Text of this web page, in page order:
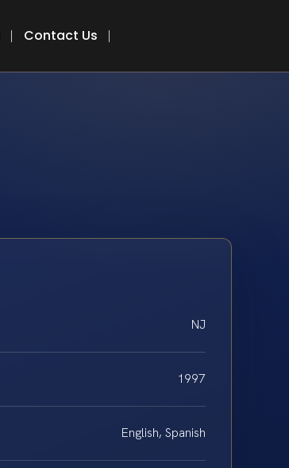
Contact Us
NJ
1997
English, Spanish